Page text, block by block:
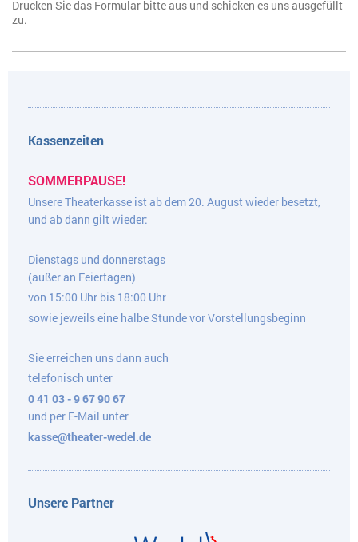
Drucken Sie das Formular bitte aus und schicken es uns ausgefüllt
zu.
Kassenzeiten
SOMMERPAUSE!
Unsere Theaterkasse ist ab dem 20. August wieder besetzt,
und ab dann gilt wieder:
Dienstags und donnerstags
(außer an Feiertagen)
von 15:00 Uhr bis 18:00 Uhr
sowie jeweils eine halbe Stunde vor Vorstellungsbeginn
Sie erreichen uns dann auch
telefonisch unter
0 41 03 - 9 67 90 67
und per E-Mail unter
kasse@theater-wedel.de
Unsere Partner